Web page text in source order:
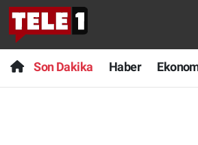
Son Dakika Haber
Anında Manşet
Başka Sohbetler
Son Dakika
Haber
Nöbetçi Eczaneler
Hava Durumu